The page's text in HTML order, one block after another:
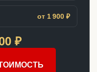
от 1 900 ₽
₽